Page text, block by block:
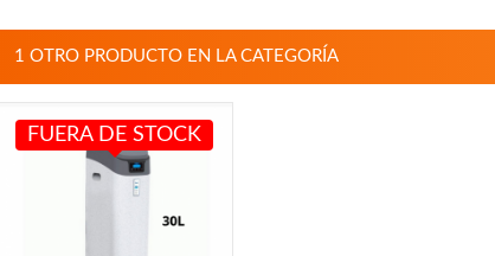
1 OTRO PRODUCTO EN LA CATEGORÍA
FUERA DE STOCK